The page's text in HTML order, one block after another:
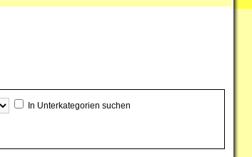
In Unterkategorien suchen